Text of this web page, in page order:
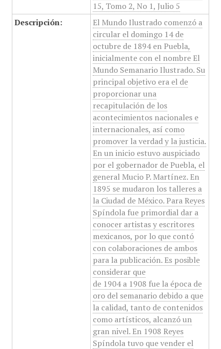
15, Tomo 2, No 1, Julio 5
Descripción:
El Mundo Ilustrado comenzó a
circular el domingo 14 de
octubre de 1894 en Puebla,
inicialmente con el nombre El
Mundo Semanario Ilustrado. Su
principal objetivo era el de
proporcionar una
recapitulación de los
acontecimientos nacionales e
internacionales, así como
promover la verdad y la justicia.
En un inicio estuvo auspiciado
por el gobernador de Puebla, el
general Mucio P. Martínez. En
1895 se mudaron los talleres a
la Ciudad de México. Para Reyes
Spíndola fue primordial dar a
conocer artistas y escritores
mexicanos, por lo que contó
con colaboraciones de ambos
para la publicación. Es posible
considerar que
de 1904 a 1908 fue la época de
oro del semanario debido a que
la calidad, tanto de contenidos
como artísticos, alcanzó un
gran nivel. En 1908 Reyes
Spíndola tuvo que vender el